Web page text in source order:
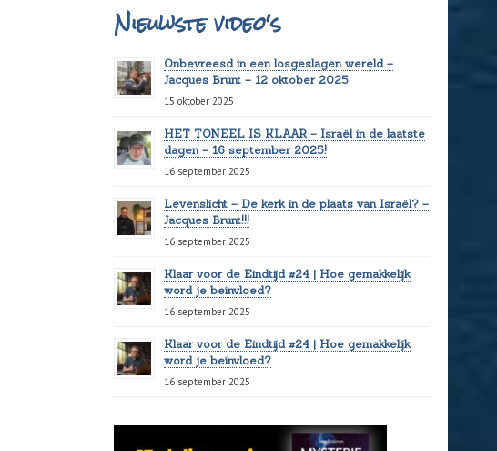
Nieuwste video's
Onbevreesd in een losgeslagen wereld –
Jacques Brunt – 12 oktober 2025
15 oktober 2025
HET TONEEL IS KLAAR – Israël in de laatste
dagen – 16 september 2025!
16 september 2025
Levenslicht – De kerk in de plaats van Israël? –
Jacques Brunt!!!
16 september 2025
Klaar voor de Eindtijd #24 | Hoe gemakkelijk
word je beïnvloed?
16 september 2025
Klaar voor de Eindtijd #24 | Hoe gemakkelijk
word je beïnvloed?
16 september 2025